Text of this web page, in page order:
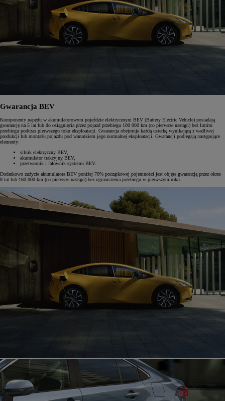
Gwarancja BEV
Komponenty napędu w akumulatorowym pojeździe elektrycznym BEV (Battery Electric Vehicle) posiadają
gwarancję na 5 lat lub do osiągnięcia przez pojazd przebiegu 100 000 km (co pierwsze nastąpi) bez limitu
przebiegu podczas pierwszego roku eksploatacji. Gwarancja obejmuje każdą usterkę wynikającą z wadliwej
produkcji lub montażu pojazdu pod warunkiem jego normalnej eksploatacji. Gwarancji podlegają następujące
elementy:
silnik elektryczny BEV,
akumulator trakcyjny BEV,
przetwornik i falownik systemu BEV.
Dodatkowo zużycie akumulatora BEV poniżej 70% początkowej pojemności jest objęte gwarancją przez okres
8 lat lub 160 000 km (co pierwsze nastąpi) bez ograniczenia przebiegu w pierwszym roku.